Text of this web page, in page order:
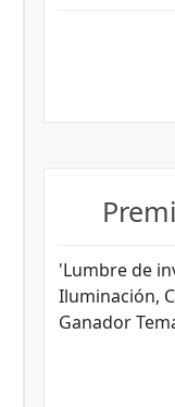
'Lumbre de
Iluminación,
Ganador